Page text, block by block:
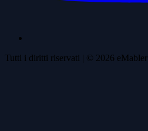
Tutti i diritti riservati | © 2026 eMabler